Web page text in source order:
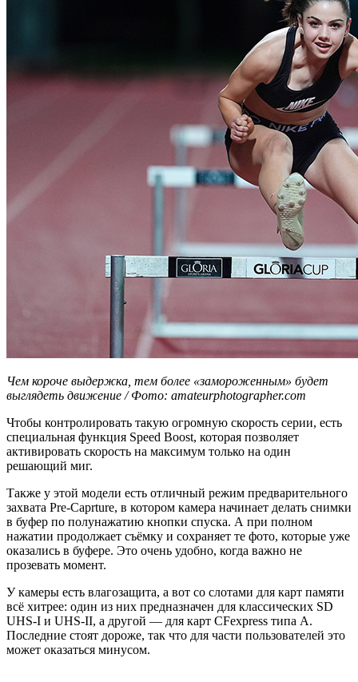
Чем короче выдержка, тем более «замороженным» будет
выглядеть движение / Фото: amateurphotographer.com
Чтобы контролировать такую огромную скорость серии, есть
специальная функция Speed Boost, которая позволяет
активировать скорость на максимум только на один
решающий миг.
Также у этой модели есть отличный режим предварительного
захвата Pre-Caprture, в котором камера начинает делать снимки
в буфер по полунажатию кнопки спуска. А при полном
нажатии продолжает съёмку и сохраняет те фото, которые уже
оказались в буфере. Это очень удобно, когда важно не
прозевать момент.
У камеры есть влагозащита, а вот со слотами для карт памяти
всё хитрее: один из них предназначен для классических SD
UHS-I и UHS-II, а другой — для карт CFexpress типа A.
Последние стоят дороже, так что для части пользователей это
может оказаться минусом.